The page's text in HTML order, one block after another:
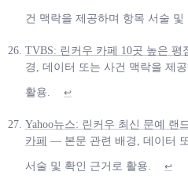
건 맥락을 제공하며 항목 서술 및
TVBS: 린커우 카페 10곳 높은 평
경, 데이터 또는 사건 맥락을 제
활용. ↩
Yahoo뉴스: 린커우 최신 문예 랜
카페 — 본문 관련 배경, 데이터
서술 및 확인 근거로 활용. ↩